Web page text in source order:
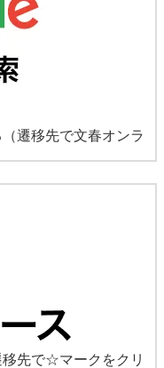
（遷移先で文春オンラ
移先で☆マークをクリ